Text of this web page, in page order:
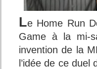
Le Home Run
Game à la mi-
invention de la
l’idée de ce